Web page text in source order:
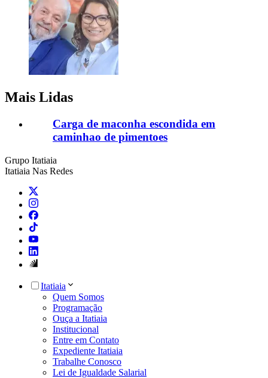
Mais Lidas
Carga de maconha escondida em
caminhao de pimentoes
Grupo Itatiaia
Itatiaia Nas Redes
Itatiaia
Quem Somos
Programação
Ouça a Itatiaia
Institucional
Entre em Contato
Expediente Itatiaia
Trabalhe Conosco
Lei de Igualdade Salarial